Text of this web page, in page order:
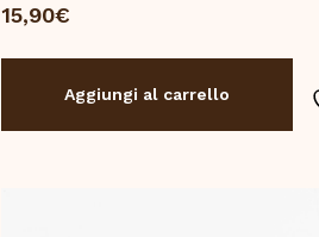
15,90€
Aggiungi al carrello